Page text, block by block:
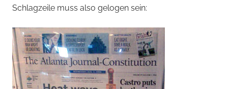
Schlagzeile muss also gelogen sein: